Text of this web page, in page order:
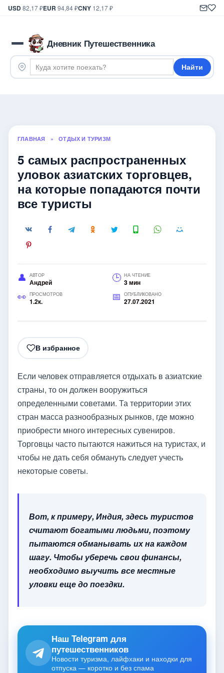
USD82,17 ₽EUR 94,84 ₽CNY 12,17 ₽
Дневник Путешественника
Найти
ГЛАВНАЯ » ОТДЫХ И ТУРИЗМ
5 самых распространенных
уловок азиатских торговцев,
на которые попадаются почти
все туристы
АВТОР
Андрей
НА ЧТЕНИЕ
3 мин
ПРОСМОТРОВ
1.2к.
ОПУБЛИКОВАНО
27.07.2021
В избранное
Если человек отправляется отдыхать в азиатские
страны, то он должен вооружиться
определенными советами. Та территории этих
стран масса разнообразных рынков, где можно
приобрести много интересных сувениров.
Торговцы часто пытаются нажиться на туристах, и
чтобы не дать себя обмануть следует учесть
некоторые советы.
Вот, к примеру, Индия, здесь туристов
считают богатыми людьми, поэтому
пытаются обманывать их на каждом
шагу. Чтобы уберечь свои финансы,
необходимо выучить все местные
уловки еще до поездки.
Наш Telegram для
путешественников
Новости туризма, лайфхаки и находки для
отпуска — коротко и без спама